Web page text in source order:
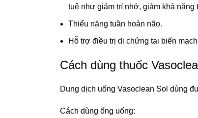
tuệ như giảm trí nhớ, giảm khả năng
Thiểu năng tuần hoàn não.
Hỗ trợ điều trị di chứng tai biến
Cách dùng thuốc
Dung dịch uống Vasoclean Sol dùng
Cách dùng ống uống: